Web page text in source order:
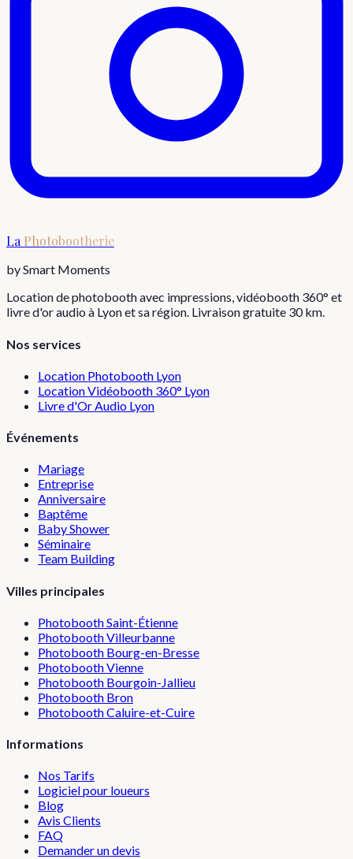
LaPhotobootherie
by Smart Moments
Location de photobooth avec impressions, vidéobooth 360° et
livre d'or audio à Lyon et sa région. Livraison gratuite 30 km.
Nos services
Location Photobooth Lyon
Location Vidéobooth 360° Lyon
Livre d'Or Audio Lyon
Événements
Mariage
Entreprise
Anniversaire
Baptême
Baby Shower
Séminaire
Team Building
Villes principales
PhotoboothSaint-Étienne
PhotoboothVilleurbanne
Photobooth Bourg-en-Bresse
PhotoboothVienne
Photobooth Bourgoin-Jallieu
Photobooth Bron
PhotoboothCaluire-et-Cuire
Informations
Nos Tarifs
Logiciel pour loueurs
Blog
Avis Clients
FAQ
Demander un devis